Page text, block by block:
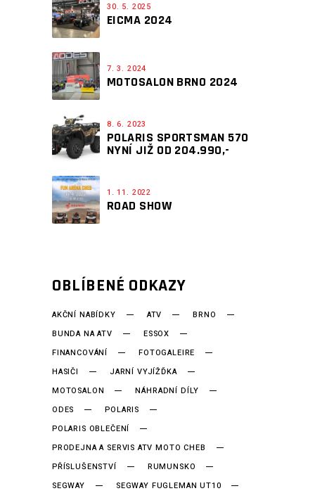
30. 5. 2025
EICMA 2024
7. 3. 2024
MOTOSALON BRNO 2024
8. 6. 2023
POLARIS SPORTSMAN 570
NYNÍ JIŽ OD 204.990,-
1. 11. 2022
ROAD SHOW
OBLÍBENÉ ODKAZY
AKČNÍ NABÍDKY ATV
BRNO
BUNDA NA ATV
ESSOX
FINANCOVÁNÍ
FOTOGALEIRE
HASIČI
JARNÍ VYJÍŽĎKA
MOTOSALON
NÁHRADNÍ DÍLY
ODES
POLARIS
POLARIS OBLEČENÍ
PRODEJNA A SERVIS ATV MOTO CHEB
PŘÍSLUŠENSTVÍ
RUMUNSKO
SEGWAY
SEGWAY FUGLEMAN UT10